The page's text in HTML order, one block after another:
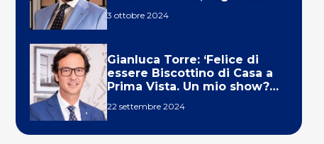
3 ottobre 2024
Gianluca Torre: ‘Felice di
essere Biscottino di Casa a
Prima Vista. Un mio show?
22 settembre 2024